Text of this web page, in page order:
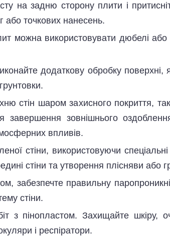
на задню сторону плити і
або точкових нанесень.
можна використовувати дюбелі або
додаткову обробку
стін шаром захисного покриття,
завершення зовнішнього
впливів.
стіни, використовуючи
стіни та утворення плісняви або
забезпечте правильну
стіни.
з пінопластом. Захищайте шкіру,
і респіратори.